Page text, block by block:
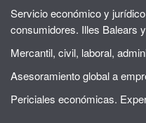
Servicio económico y
consumidores. Illes Balears
Mercantil, civil, laboral,
Asesoramiento global a
Periciales económicas.